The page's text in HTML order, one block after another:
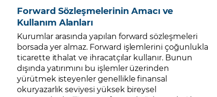
Forward Sözleşmelerinin Amacı ve
Kullanım Alanları
Kurumlar arasında yapılan forward sözleşmeleri
borsada yer almaz. Forward işlemlerini çoğunlukla
ticarette ithalat ve ihracatçılar kullanır. Bunun
dışında yatırımını bu işlemler üzerinden
yürütmek isteyenler genellikle finansal
okuryazarlık seviyesi yüksek bireysel